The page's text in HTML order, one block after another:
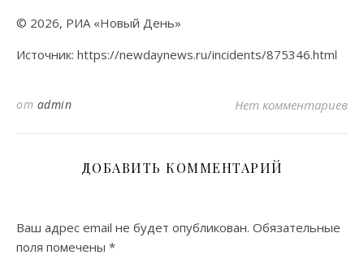
© 2026, РИА «Новый День»
Источник: https://newdaynews.ru/incidents/875346.html
от admin Нет комментариев
ДОБАВИТЬ КОММЕНТАРИЙ
Ваш адрес email не будет опубликован. Обязательные
поля помечены *